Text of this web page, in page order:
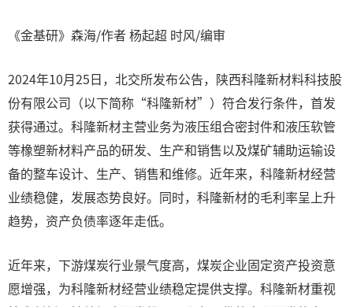
《金基研》森海/作者 杨起超 时风/编审
2024年10月25日，北交所发布公告，陕西科隆新材料科技股
份有限公司（以下简称“科隆新材”）符合发行条件，首发
获得通过。科隆新材主营业务为液压组合密封件和液压软管
等橡塑新材料产品的研发、生产和销售以及煤矿辅助运输设
备的整车设计、生产、销售和维修。近年来，科隆新材经营
业绩稳健，发展态势良好。同时，科隆新材的毛利率呈上升
趋势，资产负债率逐年走低。
近年来，下游煤炭行业景气度高，煤炭企业固定资产投资意
愿增强，为科隆新材经营业绩稳定提供支撑。科隆新材重视